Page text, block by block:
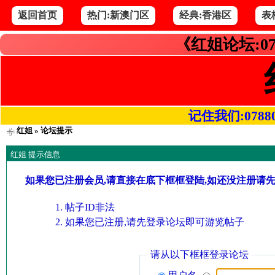
返回首页 热门:新澳门区 经典:香港区 表
《红姐论坛
记住我们
红姐» 论坛提示
红姐 提示信息
如果您已注册会员,请直接在底下框框登陆,如还没注册请
帖子ID非法
如果您已注册,请先登录论坛即可游览帖子
请从以下框框登录论坛